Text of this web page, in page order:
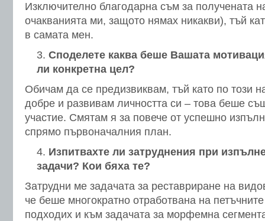
Изключително благодарна съм за получената
очакванията ми, защото нямах никакви), тъй
в самата мен.
Споделете каква беше Вашата
ли конкретна цел?
Обичам да се предизвиквам, тъй като по този
добре и развивам личността си – това беше
участие. Смятам я за повече от успешно
спрямо първоначалния план.
Изпитвахте ли затруднения при
задачи? Кои бяха те?
Затрудни ме задачата за реставриране на
че беше многократно отработвана на
подходих и към задачата за морфемна